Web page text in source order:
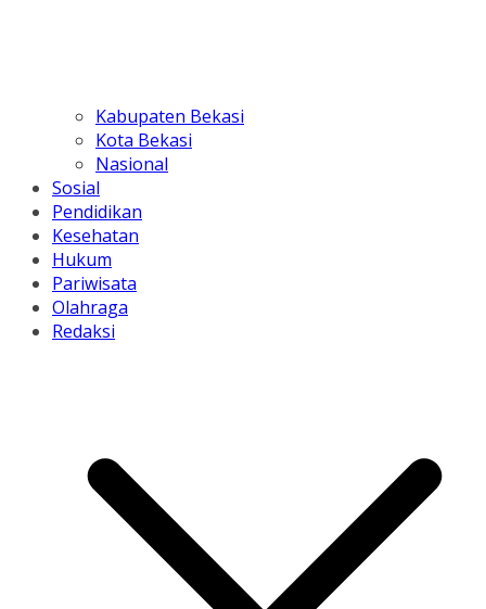
Kabupaten Bekasi
Kota Bekasi
Nasional
Sosial
Pendidikan
Kesehatan
Hukum
Pariwisata
Olahraga
Redaksi